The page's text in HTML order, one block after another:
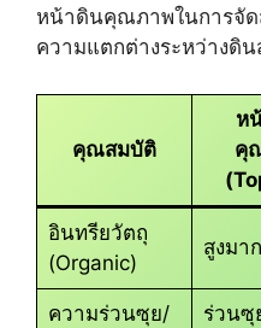
หน้าดินคุณภาพในการจั
ความแตกต่างระหว่างดิน
คุณสมบัติ
ห
คุ
อินทรียวัตถุ
(Organic)
สูงมา
ความร่วนซุย/
ร่วนซุ